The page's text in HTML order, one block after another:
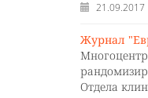
21.09.2017
Журнал
Отдела